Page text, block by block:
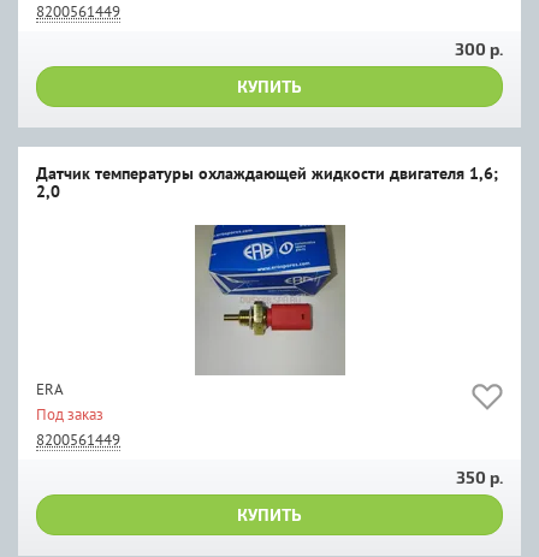
8200561449
300 р.
КУПИТЬ
Датчик температуры охлаждающей жидкости двигателя 1,6;
2,0
ERA
Под заказ
8200561449
350 р.
КУПИТЬ